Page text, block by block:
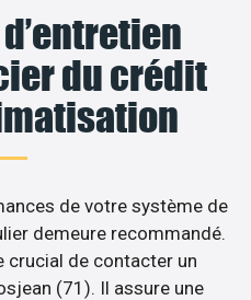
du crédit
de votre système de
demeure recommandé.
crucial de contacter un
(71). Il assure une